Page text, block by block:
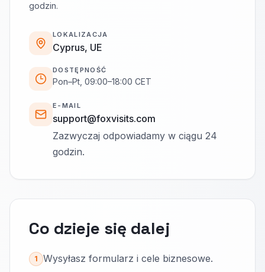
godzin.
LOKALIZACJA
Cyprus, UE
DOSTĘPNOŚĆ
Pon–Pt, 09:00–18:00 CET
E-MAIL
support@foxvisits.com
Zazwyczaj odpowiadamy w ciągu 24
godzin.
Co dzieje się dalej
1 Wysyłasz formularz i cele biznesowe.